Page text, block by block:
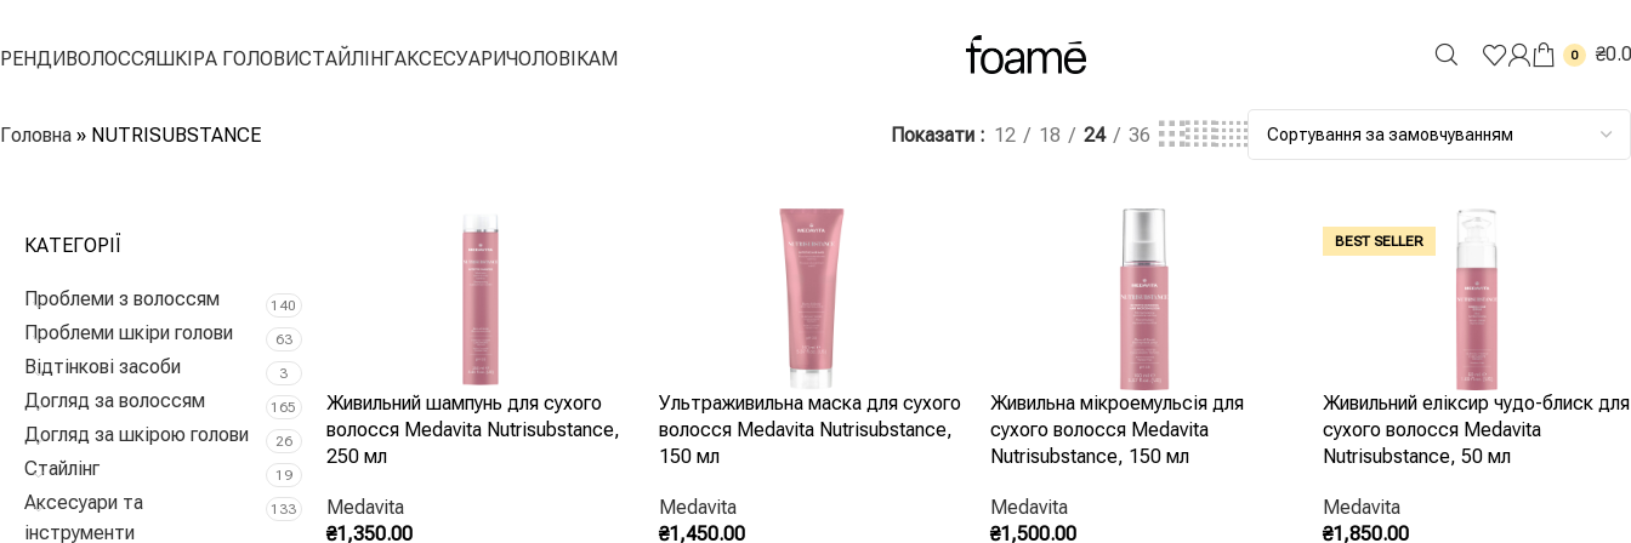
ВОЛОССЯ ШКІРА ГОЛОВИСТАЙЛІНГАКСЕСУАРИЧОЛОВІКАМ 0 ₴
Головна » NUTRISUBSTANCE Показати 12 18 24 36
КАТЕГОРІЇ
Проблеми з волоссям 140
Проблеми шкіри голови 63
Відтінкові засоби 3
Догляд за волоссям 165
Догляд за шкірою голови 26
Стайлінг 19
Аксесуари та
інструменти
133
Живильний шампунь для сухого
волосся Medavita Nutrisubstance,
250 мл
Medavita
₴1,350.00
Ультраживильна маска для сухого
волосся Medavita Nutrisubstance,
150 мл
Medavita
₴1,450.00
Живильна мікроемульсія для
сухого волосся Medavita
Nutrisubstance, 150 мл
Medavita
₴1,500.00
BEST SELLER
Живильний еліксир чудо-блиск для
сухого волосся Medavita
Nutrisubstance, 50 мл
Medavita
₴1,850.00